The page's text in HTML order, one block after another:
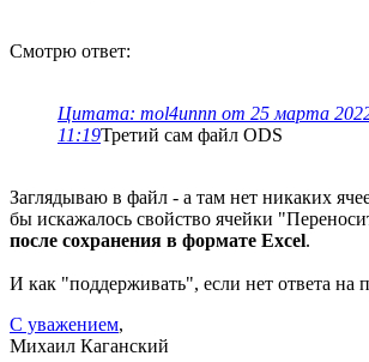
Смотрю ответ:
Цитата: mol4unnn от 25 марта
11:19Третий сам файл ODS
Заглядываю в файл - а там нет никаких
бы искажалось свойство ячейки
после сохранения в формате Excel.
И как "поддерживать", если нет ответа на
С уважением,
Михаил Каганский